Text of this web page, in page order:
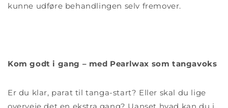
kunne udføre behandlingen selv fremover.
Kom godt i gang – med Pearlwax som tangavoks
Er du klar, parat til tanga-start? Eller skal du lige